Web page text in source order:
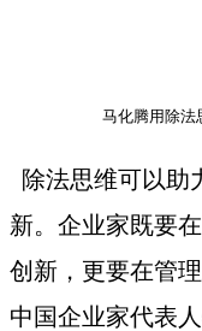
马化腾用除法
除法思维可以助
新。企业家既要
创新，更要在管
中国企业家代表